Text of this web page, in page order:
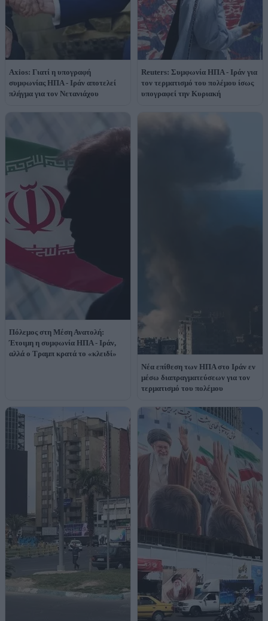
Axios: Γιατί η υπογραφή
συμφωνίας ΗΠΑ - Ιράν αποτελεί
πλήγμα για τον Νετανιάχου
Reuters: Συμφωνία ΗΠΑ - Ιράν για
τον τερματισμό του πολέμου ίσως
υπογραφεί την Κυριακή
Πόλεμος στη Μέση Ανατολή:
Έτοιμη η συμφωνία ΗΠΑ - Ιράν,
αλλά ο Τραμπ κρατά το «κλειδί»
Νέα επίθεση των ΗΠΑ στο Ιράν εν
μέσω διαπραγματεύσεων για τον
τερματισμό του πολέμου